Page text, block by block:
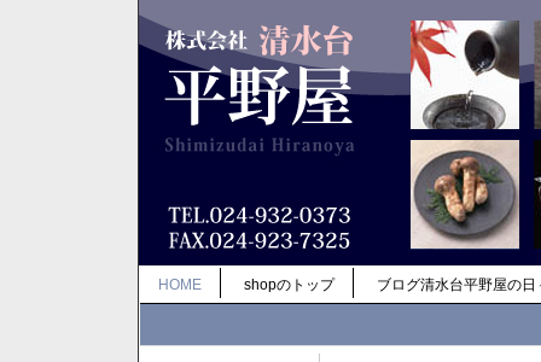
HOME shopのトップ ブログ清水台平野屋の日